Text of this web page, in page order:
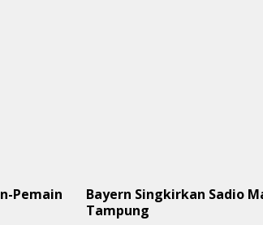
Pemain
Bayern Singkirkan Sadio
Tampung